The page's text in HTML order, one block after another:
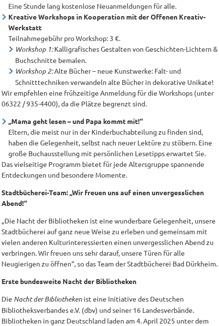
Eine Stunde lang kostenlose Neuanmeldungen für alle.
Kreative Workshops in Kooperation mit der Offenen Kreativ-
Werkstatt
Teilnahmegebühr pro Workshop: 3 €.
Workshop 1:Kalligrafisches Gestalten von Geschichten-Lichtern &
Buchschnitte bemalen.
Workshop 2:Alte Bücher – neue Kunstwerke: Falt- und
Schnitttechniken verwandeln alte Bücher in dekorative Unikate!
Wir empfehlen eine frühzeitige Anmeldung für die Workshops (unter
06322 / 935-4400), da die Plätze begrenzt sind.
„Mama geht lesen – und Papa kommt mit!“
Eltern, die meist nur in der Kinderbuchabteilung zu finden sind,
haben die Gelegenheit, selbst nach neuer Lektüre zu stöbern. Eine
große Buchausstellung mit persönlichen Lesetipps erwartet Sie.
Das vielseitige Programm bietet für jede Altersgruppe spannende
Entdeckungen und besondere Momente.
Stadtbücherei-Team: „Wir freuen uns auf einen unvergesslichen
Abend!“
„Die Nacht der Bibliotheken ist eine wunderbare Gelegenheit, unsere
Stadtbücherei auf ganz neue Weise zu erleben und gemeinsam mit
vielen anderen Kulturinteressierten einen unvergesslichen Abend zu
verbringen. Wir freuen uns sehr darauf, unsere Türen für alle
Neugierigen zu öffnen“, so das Team der Stadtbücherei Bad Dürkheim.
Erste bundesweite Nacht der Bibliotheken
Die Nacht der Bibliotheken ist eine Initiative des Deutschen
Bibliotheksverbandes e.V. (dbv) und seiner 16 Landesverbände.
Bibliotheken in ganz Deutschland laden am 4. April 2025 unter dem